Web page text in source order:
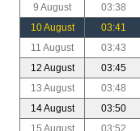
9 August
03:38
10 August
03:41
11 August
03:43
12 August
03:45
13 August
03:48
14 August
03:50
15 August
03:52